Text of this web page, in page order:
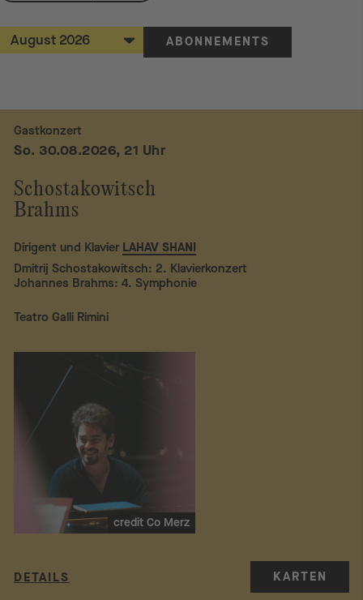
ABONNEMENTS
Schostakowitsch
Brahms
Gastkonzert
So. 30.08.2026, 21 Uhr
Dirigent und Klavier LAHAV SHANI
Dmitrij Schostakowitsch: 2. Klavierkonzert
Johannes Brahms: 4. Symphonie
Teatro Galli Rimini
credit Co Merz
DETAILS KARTEN